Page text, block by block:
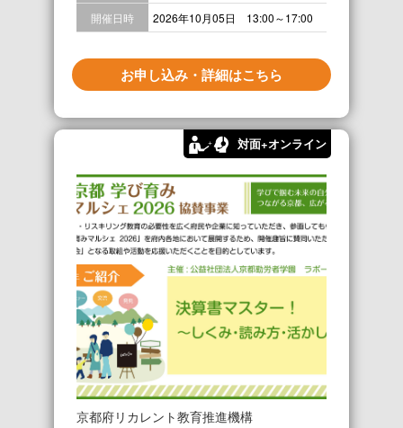
開催日時
2026年10月05日 13:00～17:00
お申し込み・詳細はこちら
対面+オンライン
京都府リカレント教育推進機構